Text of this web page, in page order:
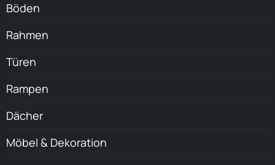
Böden
Rahmen
Türen
Rampen
Dächer
Möbel & Dekoration